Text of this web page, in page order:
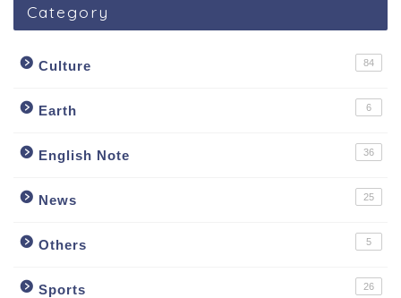
Category
Culture 84
Earth 6
English Note 36
News 25
Others 5
Sports 26